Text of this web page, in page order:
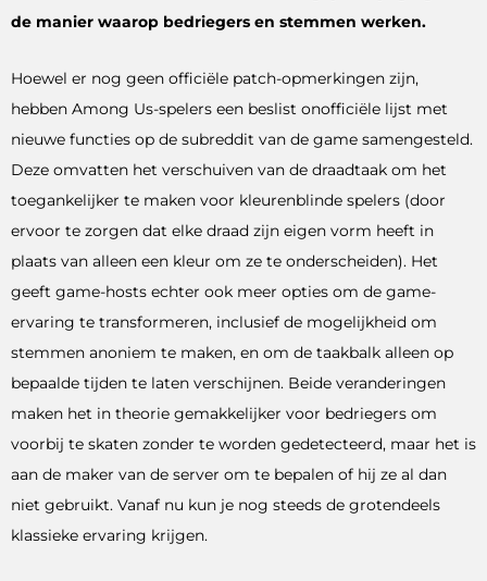
de manier waarop bedriegers en stemmen werken.
Hoewel er nog geen officiële patch-opmerkingen zijn,
hebben Among Us-spelers een beslist onofficiële lijst met
nieuwe functies op de subreddit van de game samengesteld.
Deze omvatten het verschuiven van de draadtaak om het
toegankelijker te maken voor kleurenblinde spelers (door
ervoor te zorgen dat elke draad zijn eigen vorm heeft in
plaats van alleen een kleur om ze te onderscheiden). Het
geeft game-hosts echter ook meer opties om de game-
ervaring te transformeren, inclusief de mogelijkheid om
stemmen anoniem te maken, en om de taakbalk alleen op
bepaalde tijden te laten verschijnen. Beide veranderingen
maken het in theorie gemakkelijker voor bedriegers om
voorbij te skaten zonder te worden gedetecteerd, maar het is
aan de maker van de server om te bepalen of hij ze al dan
niet gebruikt. Vanaf nu kun je nog steeds de grotendeels
klassieke ervaring krijgen.